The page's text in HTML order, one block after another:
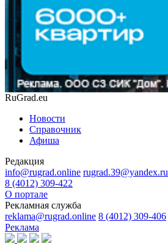
RuGrad.eu
Новости
Справочник
Афиша
Редакция
info@rugrad.online rugrad.39@yandex.ru
8 (4012) 309-422
О портале
Рекламная служба
reklama@rugrad.online 8 (4012) 309-406
Реклама